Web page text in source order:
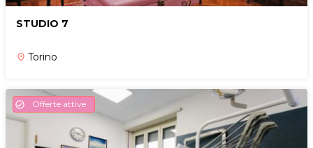
STUDIO 7
place Torino
check_circle Offerte attive